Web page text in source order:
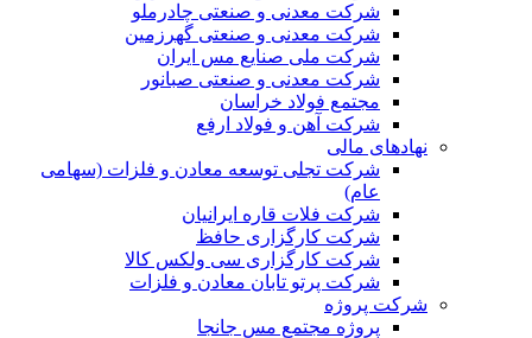
شرکت معدنی و صنعتی چادرملو
شرکت معدنی و صنعتی گهرزمین
شرکت ملی صنایع مس ایران
شرکت معدنی و صنعتی صبانور
مجتمع فولاد خراسان
شرکت آهن و فولاد ارفع
نهادهای مالی
شرکت تجلی توسعه معادن و فلزات (سهامی
عام)
شرکت فلات قاره ایرانیان
شرکت کارگزاری حافظ
شرکت کارگزاری سی ولکس کالا
شرکت پرتو تابان معادن و فلزات
شرکت پروژه
پروژه مجتمع مس جانجا